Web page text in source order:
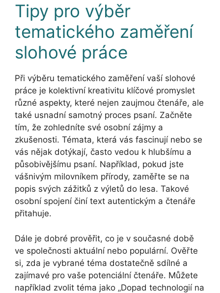
Tipy pro výběr
tematického zaměření
slohové práce
Při výběru tematického zaměření vaší slohové
práce je kolektivní kreativitu klíčové promyslet
různé aspekty, které nejen zaujmou čtenáře, ale
také usnadní samotný proces psaní. Začněte
tím, že zohledníte své osobní zájmy a
zkušenosti. Témata, která vás fascinují nebo se
vás nějak dotýkají, často vedou k hlubšímu a
působivějšímu psaní. Například, pokud jste
vášnivým milovníkem přírody, zaměřte se na
popis svých zážitků z výletů do lesa. Takové
osobní spojení činí text autentickým a čtenáře
přitahuje.
Dále je dobré prověřit, co je v současné době
ve společnosti aktuální nebo populární. Ověřte
si, zda je vybrané téma dostatečně sdílné a
zajímavé pro vaše potenciální čtenáře. Můžete
například zvolit téma jako „Dopad technologií na